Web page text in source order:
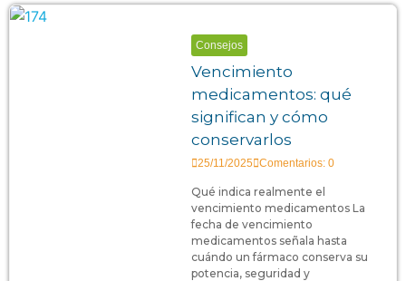
Consejos
Vencimiento
medicamentos: qué
significan y cómo
conservarlos
25/11/2025 Comentarios: 0
Qué indica realmente el
vencimiento medicamentos La
fecha de vencimiento
medicamentos señala hasta
cuándo un fármaco conserva su
potencia, seguridad y